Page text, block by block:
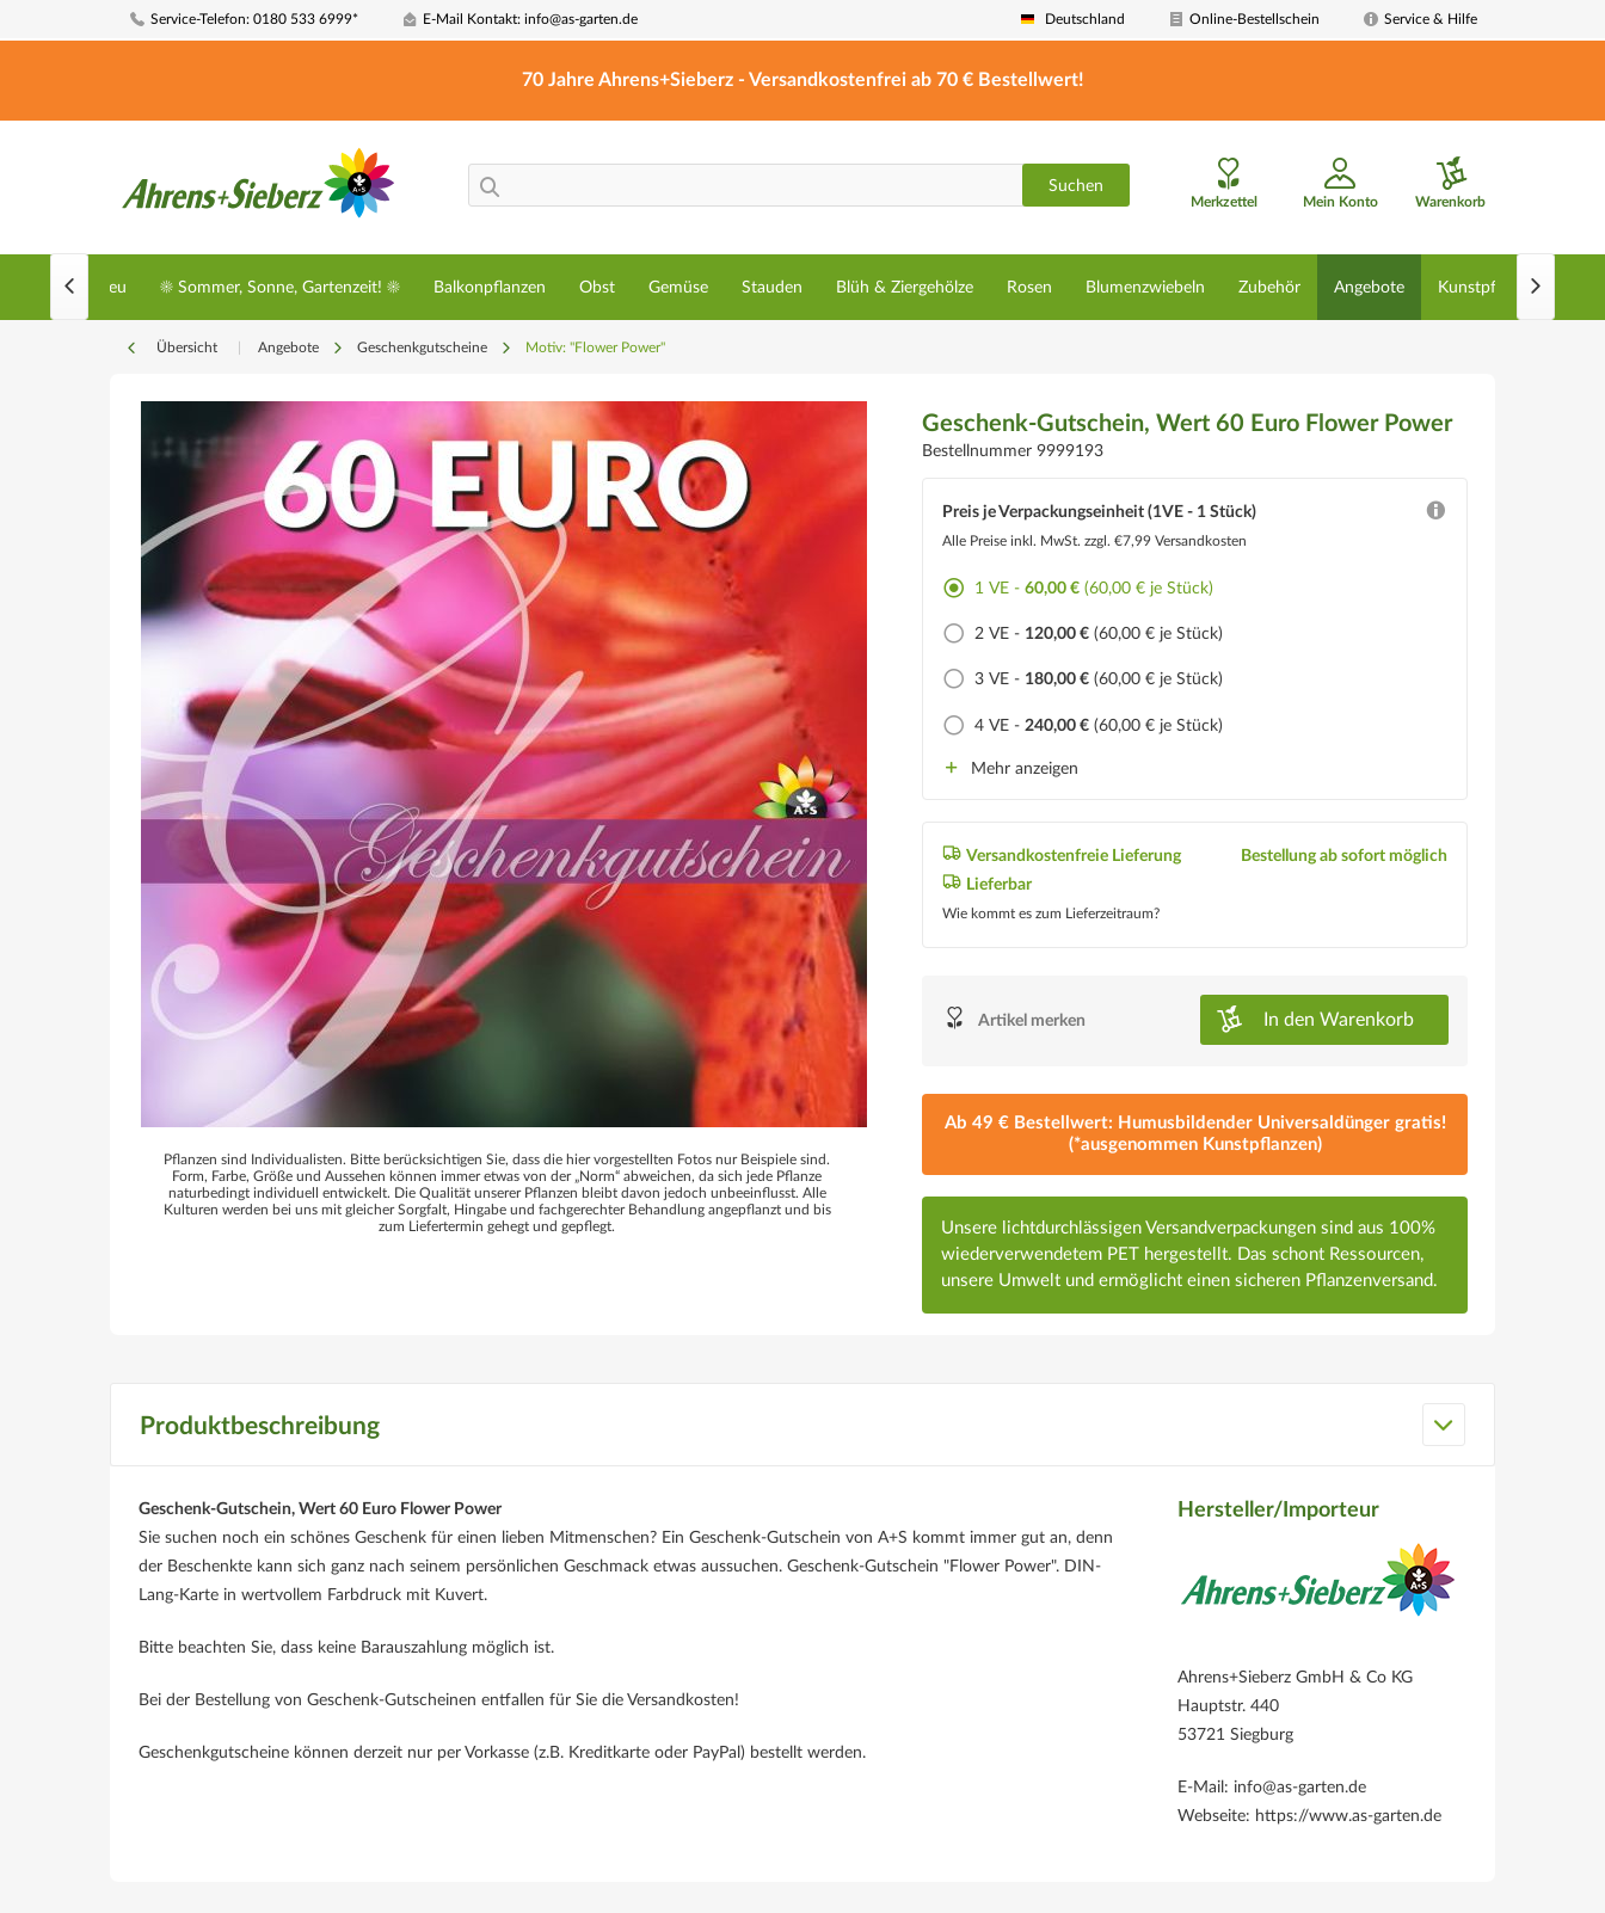
Service-Telefon: 0180 533 6999* E-Mail Kontakt: info@as-garten.de Deutschland Online-Bestellschein Service & Hilfe
70 Jahre Ahrens+Sieberz - Versandkostenfrei ab 70 € Bestellwert!
Suchen
Merkzettel Mein Konto Warenkorb
Neu ☀️ Sommer, Sonne, Gartenzeit! ☀️ Balkonpflanzen Obst Gemüse Stauden Blüh & Ziergehölze Rosen Blumenzwiebeln Zubehör Angebote Kunstpflanzen
 
Übersicht Angebote Geschenkgutscheine Motiv: "Flower Power"
Pflanzen sind Individualisten. Bitte berücksichtigen Sie, dass die hier vorgestellten Fotos nur Beispiele sind.
Form, Farbe, Größe und Aussehen können immer etwas von der „Norm“ abweichen, da sich jede Pflanze
naturbedingt individuell entwickelt. Die Qualität unserer Pflanzen bleibt davon jedoch unbeeinflusst. Alle
Kulturen werden bei uns mit gleicher Sorgfalt, Hingabe und fachgerechter Behandlung angepflanzt und bis
zum Liefertermin gehegt und gepflegt.
Geschenk-Gutschein, Wert 60 Euro Flower Power
Bestellnummer 9999193
Preis je Verpackungseinheit (1VE - 1 Stück)
Alle Preise inkl. MwSt.zzgl. €7,99 Versandkosten
1 VE -60,00 € (60,00 € je Stück)
2 VE - 120,00 € (60,00 € je Stück)
3 VE - 180,00 € (60,00 € je Stück)
4 VE -240,00 € (60,00 € je Stück)
Mehr anzeigen
Versandkostenfreie Lieferung
Lieferbar
Wie kommt es zum Lieferzeitraum?
Bestellung ab sofort möglich
Artikel merken In den Warenkorb
Ab 49 € Bestellwert: Humusbildender Universaldünger gratis!
(*ausgenommen Kunstpflanzen)
Unsere lichtdurchlässigen Versandverpackungen sind aus 100%
wiederverwendetem PET hergestellt. Das schont Ressourcen,
unsere Umwelt und ermöglicht einen sicheren Pflanzenversand.
Produktbeschreibung
Geschenk-Gutschein, Wert 60 Euro Flower Power
Sie suchen noch ein schönes Geschenk für einen lieben Mitmenschen? Ein Geschenk-Gutschein von A+S kommt immer gut an, denn
der Beschenkte kann sich ganz nach seinem persönlichen Geschmack etwas aussuchen. Geschenk-Gutschein "Flower Power". DIN-
Lang-Karte in wertvollem Farbdruck mit Kuvert.
Bitte beachten Sie, dass keine Barauszahlung möglich ist.
Bei der Bestellung von Geschenk-Gutscheinen entfallen für Sie die Versandkosten!
Geschenkgutscheine können derzeit nur per Vorkasse (z.B. Kreditkarte oder PayPal) bestellt werden.
Hersteller/Importeur
Ahrens+Sieberz GmbH & Co KG
Hauptstr. 440
53721 Siegburg
E-Mail: info@as-garten.de
Webseite: https://www.as-garten.de